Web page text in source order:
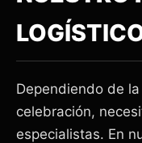
Dependiendo de
celebración,
especialistas. En